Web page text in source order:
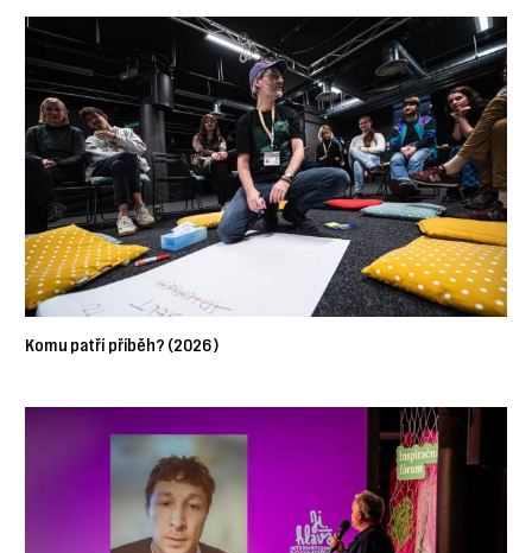
Komu patří příběh? (2026)